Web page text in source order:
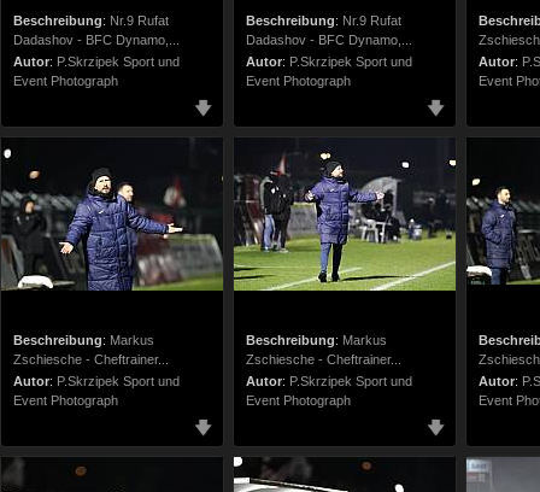
Beschreibung: Nr.9 Rufat
Dadashov - BFC Dynamo,...
Autor: P.Skrzipek Sport und
Event Photograph
Beschreibung: Nr.9 Rufat
Dadashov - BFC Dynamo,...
Autor: P.Skrzipek Sport und
Event Photograph
Autor:
Event
Beschreibung: Markus
Zschiesche - Cheftrainer...
Autor: P.Skrzipek Sport und
Event Photograph
Beschreibung: Markus
Zschiesche - Cheftrainer...
Autor: P.Skrzipek Sport und
Event Photograph
Autor:
Event